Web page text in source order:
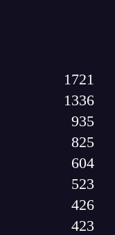
1721
1336
935
825
604
523
426
423